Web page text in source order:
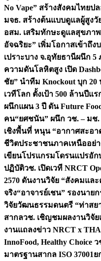
No Vape” สร้างสังคมไทย
มจธ. สร้างต้นแบบดูแลผู้สูงวั
อสม. เสริมทักษะดูแลสุขภาพ
อัจฉริยะ” เพิ่มโอกาสเข้าถึ
เปราะบาง จ.อุทัยธานีผนึก 5
ความดันโลหิตสูง เปิด
ชัย” นำทีม Knockout บุก
เวทีโลก ตั้งเป้า 500 ล้านปีแร
ผนึกแผน 3 ปี ดัน Future
คน“ยศชนัน” ผนึก วช. – มช
เชิงพื้นที่ หนุน “อากาศสะอ
ชีวิตประชาชนภาคเหนืออย่า
เขียนโปรแกรมโดรนแปรอั
ปฏิบัติวช. เปิดเวที NRCT
2570 ดันงานวิจัย “สังคมแล
จริง“อาจารย์เชน” รองนา
วิจัยวัฒนธรรมดนตรี “ท่าส
สากลวช. เชิญชมผลงานวิจั
งานแถลงข่าว NRCT x
InnoFood, Healthy Choice ว
มาตรฐานสากล ISO 37001